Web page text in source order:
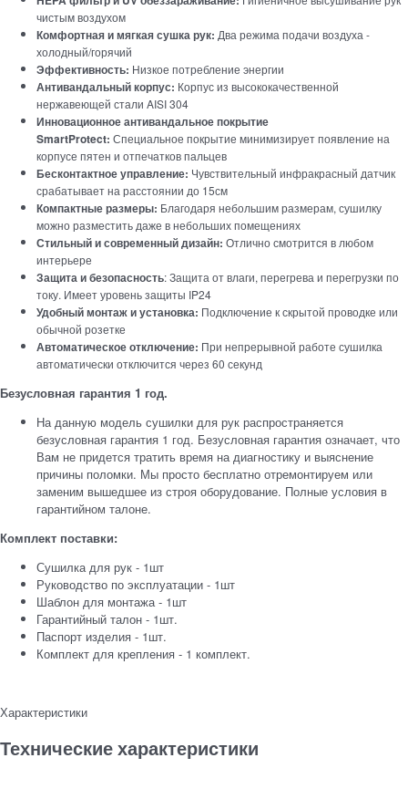
чистым воздухом
Комфортная и мягкая сушка рук: Два режима подачи воздуха -
холодный/горячий
Эффективность: Низкое потребление энергии
Антивандальный корпус: Корпус из высококачественной
нержавеющей стали AISI 304
Инновационное антивандальное покрытие
SmartProtect: Специальное покрытие минимизирует появление на
корпусе пятен и отпечатков пальцев
Бесконтактное управление: Чувствительный инфракрасный датчик
срабатывает на расстоянии до 15см
Компактные размеры: Благодаря небольшим размерам, сушилку
можно разместить даже в небольших помещениях
Стильный и современный дизайн: Отлично смотрится в любом
интерьере
Защита и безопасность: Защита от влаги, перегрева и перегрузки по
току. Имеет уровень защиты IP24
Удобный монтаж и установка: Подключение к скрытой проводке или
обычной розетке
Автоматическое отключение: При непрерывной работе сушилка
автоматически отключится через 60 секунд
Безусловная гарантия 1 год.
На данную модель сушилки для рук распространяется
безусловная гарантия 1 год. Безусловная гарантия означает, что
Вам не придется тратить время на диагностику и выяснение
причины поломки. Мы просто бесплатно отремонтируем или
заменим вышедшее из строя оборудование. Полные условия в
гарантийном талоне.
Комплект поставки:
Сушилка для рук - 1шт
Руководство по эксплуатации - 1шт
Шаблон для монтажа - 1шт
Гарантийный талон - 1шт.
Паспорт изделия - 1шт.
Комплект для крепления - 1 комплект.
Характеристики
Технические характеристики